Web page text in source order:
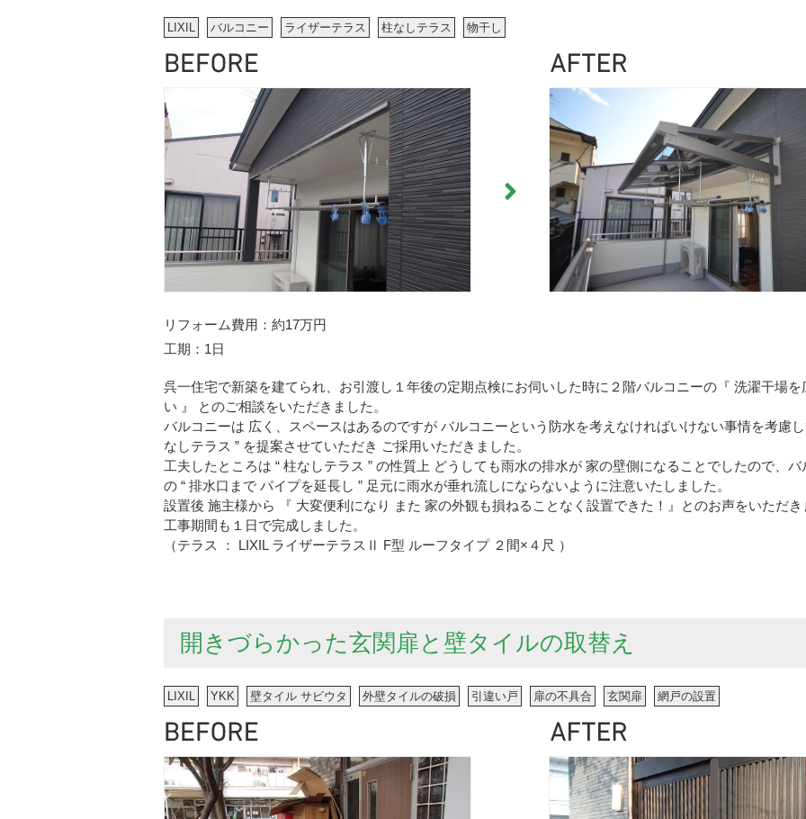
LIXIL バルコニー ライザーテラス 柱なしテラス 物干し
リフォーム費用
約17万円
工期
1日
呉一住宅で新築を建てられ、お引渡し１年後の定期点検にお伺いした時に２階バルコニーの『 洗濯干場を
い 』 とのご相談をいただきました。
バルコニーは 広く、スペースはあるのですが バルコニーという防水を考えなければいけない事情を考慮し
なしテラス ” を提案させていただき ご採用いただきました。
工夫したところは “ 柱なしテラス ” の性質上 どうしても雨水の排水が 家の壁側になることでしたので、バ
の “ 排水口まで パイプを延長し ” 足元に雨水が垂れ流しにならないように注意いたしました。
設置後 施主様から 『 大変便利になり また 家の外観も損ねることなく設置できた！』とのお声をいただき
工事期間も１日で完成しました。
（テラス ： LIXIL ライザーテラスⅡ F型 ルーフタイプ ２間×４尺 ）
開きづらかった玄関扉と壁タイルの取替え
LIXIL YKK 壁タイル サビウタ 外壁タイルの破損 引違い戸 扉の不具合 玄関扉 網戸の設置